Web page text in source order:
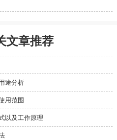
文章推荐
途分析
用范围
以及工作原理